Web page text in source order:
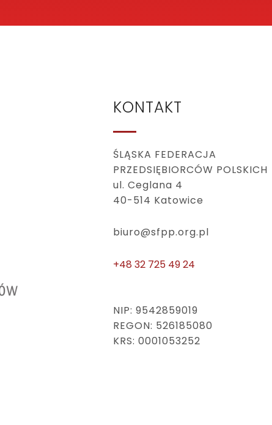
KONTAKT
ŚLĄSKA FEDERACJA
PRZEDSIĘBIORCÓW POLSKICH
ul. Ceglana 4
40-514 Katowice
biuro@sfpp.org.pl
+48 32 725 49 24
NIP: 9542859019
REGON: 526185080
KRS: 0001053252